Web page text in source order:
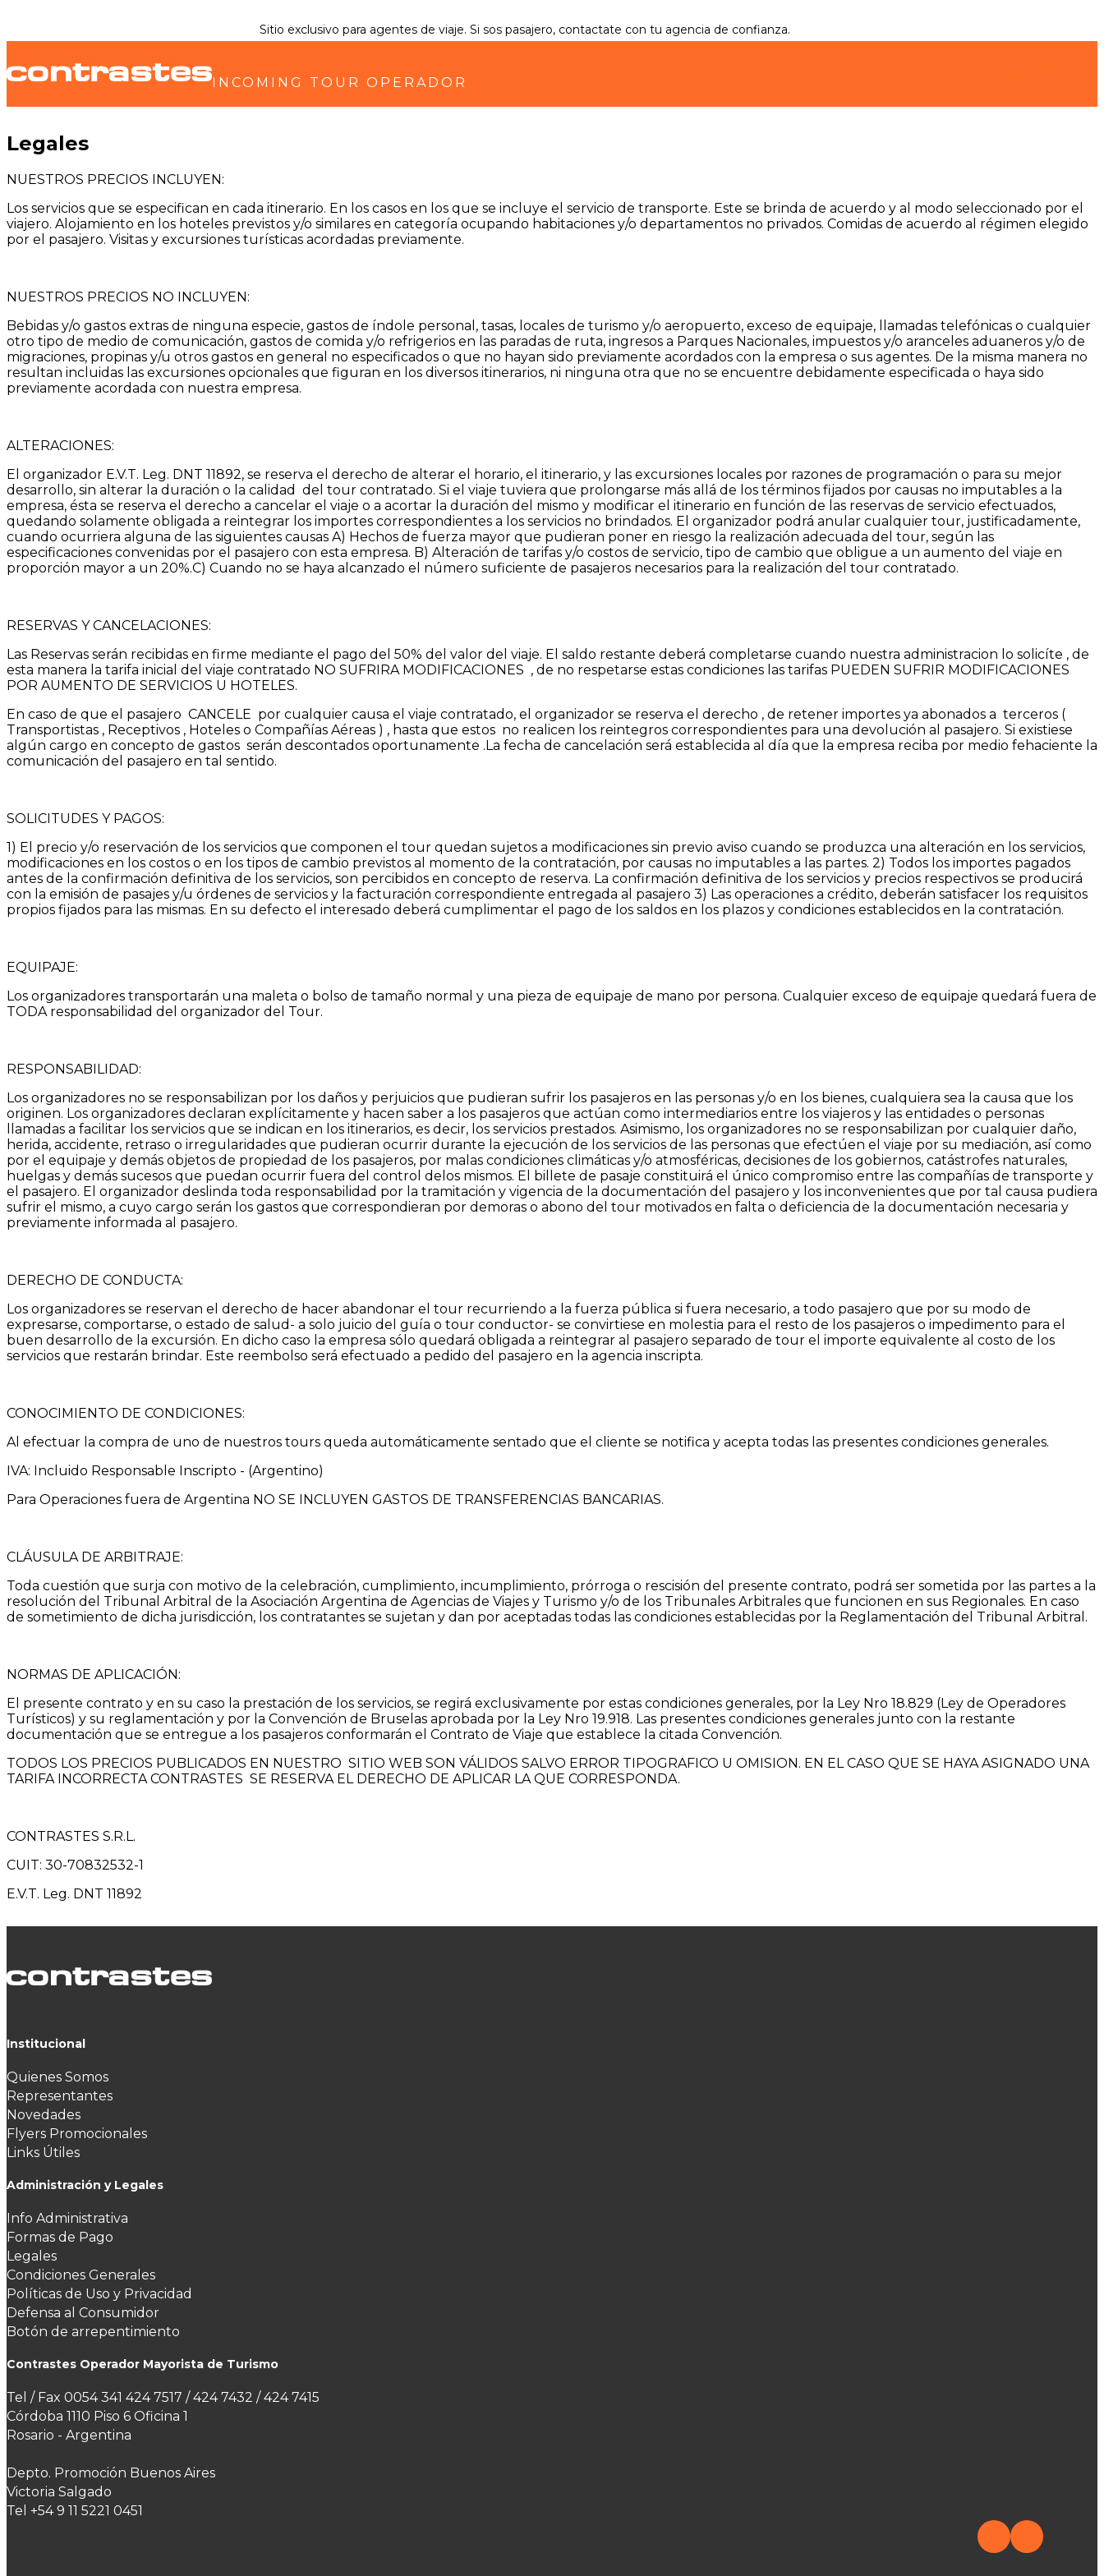
Sitio exclusivo para agentes de viaje. Si sos pasajero, contactate con tu agencia de confianza.
INCOMING TOUR OPERADOR
Legales
NUESTROS PRECIOS INCLUYEN:
Los servicios que se especifican en cada itinerario. En los casos en los que se incluye el servicio de transporte. Este se brinda de acuerdo y al modo seleccionado por el
viajero. Alojamiento en los hoteles previstos y/o similares en categoría ocupando habitaciones y/o departamentos no privados. Comidas de acuerdo al régimen elegido
por el pasajero. Visitas y excursiones turísticas acordadas previamente.
NUESTROS PRECIOS NO INCLUYEN:
Bebidas y/o gastos extras de ninguna especie, gastos de índole personal, tasas, locales de turismo y/o aeropuerto, exceso de equipaje, llamadas telefónicas o cualquier
otro tipo de medio de comunicación, gastos de comida y/o refrigerios en las paradas de ruta, ingresos a Parques Nacionales, impuestos y/o aranceles aduaneros y/o de
migraciones, propinas y/u otros gastos en general no especificados o que no hayan sido previamente acordados con la empresa o sus agentes. De la misma manera no
resultan incluidas las excursiones opcionales que figuran en los diversos itinerarios, ni ninguna otra que no se encuentre debidamente especificada o haya sido
previamente acordada con nuestra empresa.
ALTERACIONES:
El organizador E.V.T. Leg. DNT 11892, se reserva el derecho de alterar el horario, el itinerario, y las excursiones locales por razones de programación o para su mejor
desarrollo, sin alterar la duración o la calidad del tour contratado. Si el viaje tuviera que prolongarse más allá de los términos fijados por causas no imputables a la
empresa, ésta se reserva el derecho a cancelar el viaje o a acortar la duración del mismo y modificar el itinerario en función de las reservas de servicio efectuados,
quedando solamente obligada a reintegrar los importes correspondientes a los servicios no brindados. El organizador podrá anular cualquier tour, justificadamente,
cuando ocurriera alguna de las siguientes causas A) Hechos de fuerza mayor que pudieran poner en riesgo la realización adecuada del tour, según las
especificaciones convenidas por el pasajero con esta empresa. B) Alteración de tarifas y/o costos de servicio, tipo de cambio que obligue a un aumento del viaje en
proporción mayor a un 20%.C) Cuando no se haya alcanzado el número suficiente de pasajeros necesarios para la realización del tour contratado.
RESERVAS Y CANCELACIONES:
Las Reservas serán recibidas en firme mediante el pago del 50% del valor del viaje. El saldo restante deberá completarse cuando nuestra administracion lo solicíte , de
esta manera la tarifa inicial del viaje contratado NO SUFRIRA MODIFICACIONES , de no respetarse estas condiciones las tarifas PUEDEN SUFRIR MODIFICACIONES
POR AUMENTO DE SERVICIOS U HOTELES.
En caso de que el pasajero CANCELE por cualquier causa el viaje contratado, el organizador se reserva el derecho , de retener importes ya abonados a terceros (
Transportistas , Receptivos , Hoteles o Compañías Aéreas ) , hasta que estos no realicen los reintegros correspondientes para una devolución al pasajero. Si existiese
algún cargo en concepto de gastos serán descontados oportunamente .La fecha de cancelación será establecida al día que la empresa reciba por medio fehaciente la
comunicación del pasajero en tal sentido.
SOLICITUDES Y PAGOS:
1) El precio y/o reservación de los servicios que componen el tour quedan sujetos a modificaciones sin previo aviso cuando se produzca una alteración en los servicios,
modificaciones en los costos o en los tipos de cambio previstos al momento de la contratación, por causas no imputables a las partes. 2) Todos los importes pagados
antes de la confirmación definitiva de los servicios, son percibidos en concepto de reserva. La confirmación definitiva de los servicios y precios respectivos se producirá
con la emisión de pasajes y/u órdenes de servicios y la facturación correspondiente entregada al pasajero 3) Las operaciones a crédito, deberán satisfacer los requisitos
propios fijados para las mismas. En su defecto el interesado deberá cumplimentar el pago de los saldos en los plazos y condiciones establecidos en la contratación.
EQUIPAJE:
Los organizadores transportarán una maleta o bolso de tamaño normal y una pieza de equipaje de mano por persona. Cualquier exceso de equipaje quedará fuera de
TODA responsabilidad del organizador del Tour.
RESPONSABILIDAD:
Los organizadores no se responsabilizan por los daños y perjuicios que pudieran sufrir los pasajeros en las personas y/o en los bienes, cualquiera sea la causa que los
originen. Los organizadores declaran explícitamente y hacen saber a los pasajeros que actúan como intermediarios entre los viajeros y las entidades o personas
llamadas a facilitar los servicios que se indican en los itinerarios, es decir, los servicios prestados. Asimismo, los organizadores no se responsabilizan por cualquier daño,
herida, accidente, retraso o irregularidades que pudieran ocurrir durante la ejecución de los servicios de las personas que efectúen el viaje por su mediación, así como
por el equipaje y demás objetos de propiedad de los pasajeros, por malas condiciones climáticas y/o atmosféricas, decisiones de los gobiernos, catástrofes naturales,
huelgas y demás sucesos que puedan ocurrir fuera del control delos mismos. El billete de pasaje constituirá el único compromiso entre las compañías de transporte y
el pasajero. El organizador deslinda toda responsabilidad por la tramitación y vigencia de la documentación del pasajero y los inconvenientes que por tal causa pudiera
sufrir el mismo, a cuyo cargo serán los gastos que correspondieran por demoras o abono del tour motivados en falta o deficiencia de la documentación necesaria y
previamente informada al pasajero.
DERECHO DE CONDUCTA:
Los organizadores se reservan el derecho de hacer abandonar el tour recurriendo a la fuerza pública si fuera necesario, a todo pasajero que por su modo de
expresarse, comportarse, o estado de salud- a solo juicio del guía o tour conductor- se convirtiese en molestia para el resto de los pasajeros o impedimento para el
buen desarrollo de la excursión. En dicho caso la empresa sólo quedará obligada a reintegrar al pasajero separado de tour el importe equivalente al costo de los
servicios que restarán brindar. Este reembolso será efectuado a pedido del pasajero en la agencia inscripta.
CONOCIMIENTO DE CONDICIONES:
Al efectuar la compra de uno de nuestros tours queda automáticamente sentado que el cliente se notifica y acepta todas las presentes condiciones generales.
IVA: Incluido Responsable Inscripto - (Argentino)
Para Operaciones fuera de Argentina NO SE INCLUYEN GASTOS DE TRANSFERENCIAS BANCARIAS.
CLÁUSULA DE ARBITRAJE:
Toda cuestión que surja con motivo de la celebración, cumplimiento, incumplimiento, prórroga o rescisión del presente contrato, podrá ser sometida por las partes a la
resolución del Tribunal Arbitral de la Asociación Argentina de Agencias de Viajes y Turismo y/o de los Tribunales Arbitrales que funcionen en sus Regionales. En caso
de sometimiento de dicha jurisdicción, los contratantes se sujetan y dan por aceptadas todas las condiciones establecidas por la Reglamentación del Tribunal Arbitral.
NORMAS DE APLICACIÓN:
El presente contrato y en su caso la prestación de los servicios, se regirá exclusivamente por estas condiciones generales, por la Ley Nro 18.829 (Ley de Operadores
Turísticos) y su reglamentación y por la Convención de Bruselas aprobada por la Ley Nro 19.918. Las presentes condiciones generales junto con la restante
documentación que se entregue a los pasajeros conformarán el Contrato de Viaje que establece la citada Convención.
TODOS LOS PRECIOS PUBLICADOS EN NUESTRO SITIO WEB SON VÁLIDOS SALVO ERROR TIPOGRAFICO U OMISION. EN EL CASO QUE SE HAYA ASIGNADO UNA
TARIFA INCORRECTA CONTRASTES SE RESERVA EL DERECHO DE APLICAR LA QUE CORRESPONDA.
CONTRASTES S.R.L.
CUIT: 30-70832532-1
E.V.T. Leg. DNT 11892
Institucional
Quienes Somos
Representantes
Novedades
Flyers Promocionales
Links Útiles
Administración y Legales
Info Administrativa
Formas de Pago
Legales
Condiciones Generales
Políticas de Uso y Privacidad
Defensa al Consumidor
Botón de arrepentimiento
Contrastes Operador Mayorista de Turismo
Tel / Fax 0054 341 424 7517 / 424 7432 / 424 7415
Córdoba 1110 Piso 6 Oficina 1
Rosario - Argentina
Depto. Promoción Buenos Aires
Victoria Salgado
Tel +54 9 11 5221 0451